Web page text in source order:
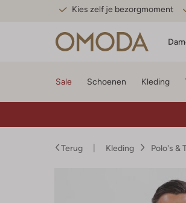
Kies zelf je bezorgmoment
Sale Schoenen Kleding
Terug Kleding Polo's &